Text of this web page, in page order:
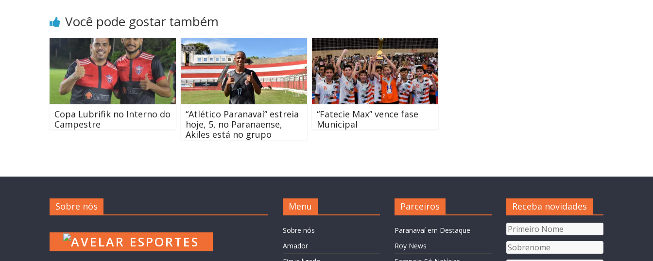
Você pode gostar também
Copa Lubrifik no Interno do
Campestre
“Atlético Paranavaí” estreia
hoje, 5, no Paranaense,
Akiles está no grupo
“Fatecie Max” vence fase
Municipal
Sobre nós Menu
Sobre nós
Amador
Parceiros
Paranavaí em Destaque
Roy News
Receba novidades